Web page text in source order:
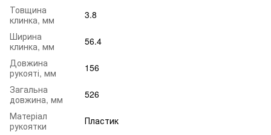
Товщина
клинка, мм
3.8
Ширина
клинка, мм
56.4
Довжина
рукояті, мм
156
Загальна
довжина, мм
526
Матеріал
рукоятки
Пластик